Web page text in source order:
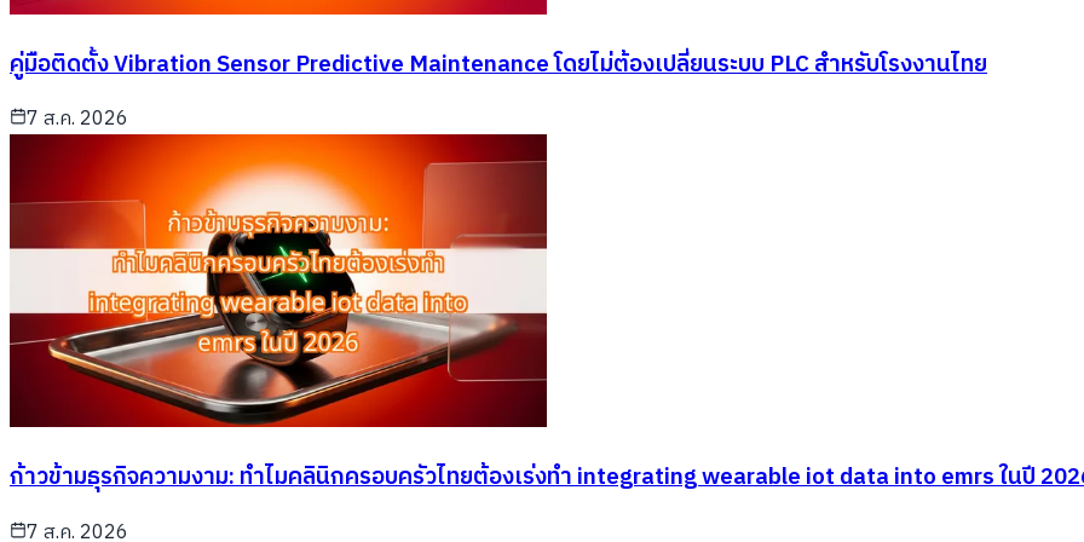
คู่มือติดตั้ง Vibration Sensor Predictive Maintenance โดยไม่ต้องเปลี่ยนระบบ PLC สำหรับโรงงานไทย
7 ส.ค. 2026
ก้าวข้ามธุรกิจความงาม: ทำไมคลินิกครอบครัวไทยต้องเร่งทำ integrating wearable iot data into emrs ในปี
7 ส.ค. 2026